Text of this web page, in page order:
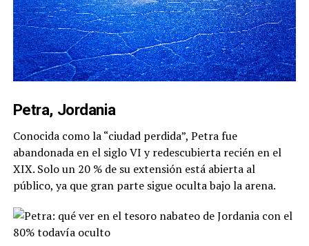
Petra, Jordania
Conocida como la “ciudad perdida”, Petra fue
abandonada en el siglo VI y redescubierta recién en el
XIX. Solo un 20 % de su extensión está abierta al
público, ya que gran parte sigue oculta bajo la arena.